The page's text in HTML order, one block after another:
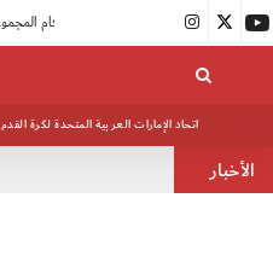
بدء فعاليات معسكر حكام المجموعة الثانية
اتحاد الإمارات العربية المتحدة لكرة القدم
الأخبار